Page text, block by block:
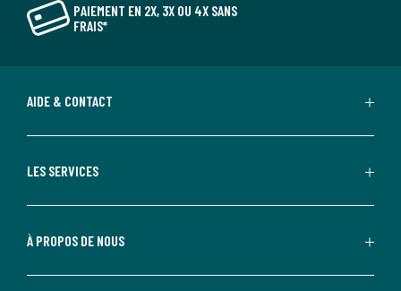
PAIEMENT EN 2X, 3X OU 4X SANS
FRAIS*
AIDE & CONTACT
LES SERVICES
À PROPOS DE NOUS